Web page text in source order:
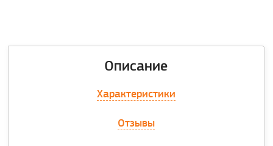
Описание
Характеристики
Отзывы